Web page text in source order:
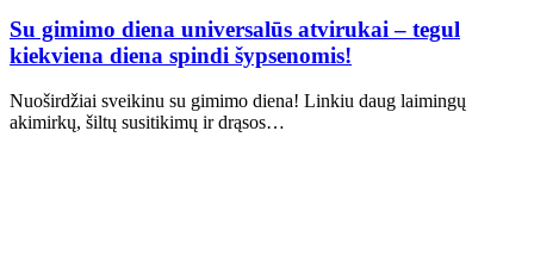
Su gimimo diena universalūs atvirukai – tegul
kiekviena diena spindi šypsenomis!
Nuoširdžiai sveikinu su gimimo diena! Linkiu daug laimingų
akimirkų, šiltų susitikimų ir drąsos…